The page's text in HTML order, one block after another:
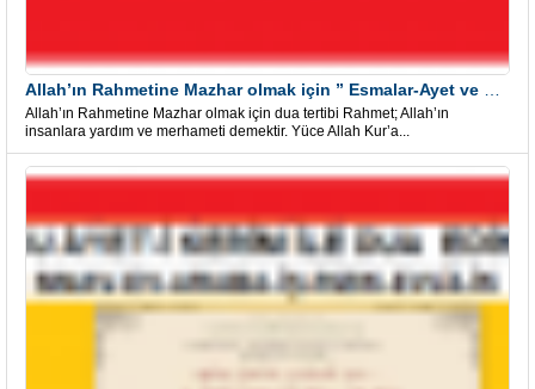
Allah’ın Rahmetine Mazhar olmak için dua tertibi Rahmet; Allah’ın
insanlara yardım ve merhameti demektir. Yüce Allah Kur’a...